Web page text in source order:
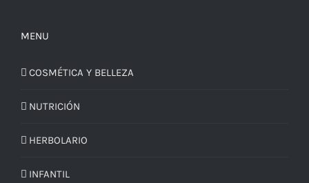
MENU
COSMÉTICA Y BELLEZA
NUTRICIÓN
HERBOLARIO
INFANTIL